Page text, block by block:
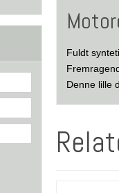
Fuldt
Denne lille